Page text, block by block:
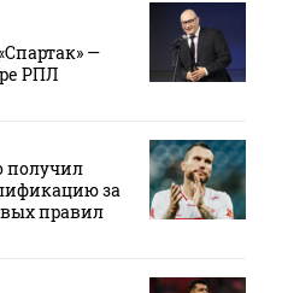
—
РПЛ
получил
за
правил